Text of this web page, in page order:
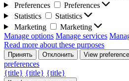
Preferences
Preferences
Statistics
Statistics
Marketing
Marketing
Manage options Manage services
Read more about these purposes
Принять Отклонить View
preferences
{title} {title} {title}